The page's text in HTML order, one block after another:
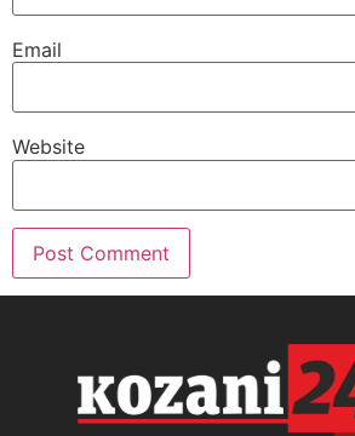
Email
Website